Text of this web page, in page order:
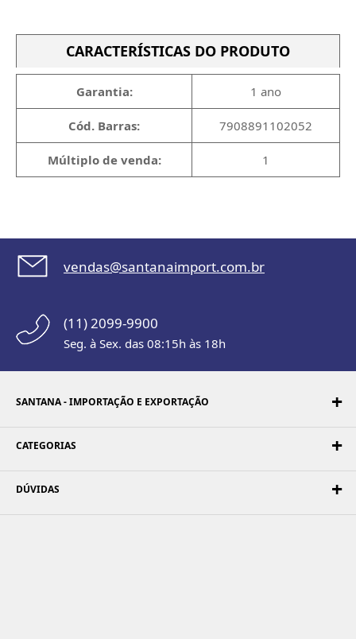
CARACTERÍSTICAS DO PRODUTO
Garantia: 1 ano
Cód. Barras: 7908891102052
Múltiplo de venda: 1
vendas@santanaimport.com.br
(11) 2099-9900
Seg. à Sex. das 08:15h às 18h
SANTANA - IMPORTAÇÃO E EXPORTAÇÃO
CATEGORIAS
DÚVIDAS